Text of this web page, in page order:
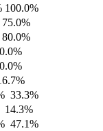
33.3%
47.1%